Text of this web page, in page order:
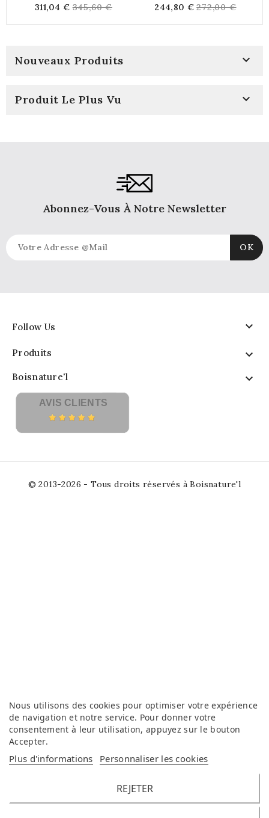
311,04 € Regular
price
345,60 € 244,80 € Regular
price
272,00 €
Nouveaux Produits 
Produit Le Plus Vu 
Abonnez-Vous À Notre Newsletter
Follow Us 
Produits 
Boisnature'l 
Nous utilisons des cookies pour optimiser votre expérience
de navigation et notre service. Pour donner votre
consentement à leur utilisation, appuyez sur le bouton
Accepter.
Plus d'informations Personnaliser les cookies
REJETER
AVIS CLIENTS
© 2013-2026 - Tous droits réservés à Boisnature'l